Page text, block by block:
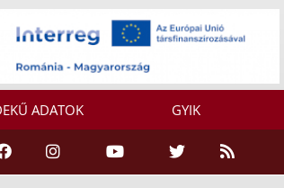
ADATOK GYIK